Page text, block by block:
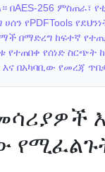
256 ምስጠራ፣
ሀሰን የPDFTools
በማድረግ ከፍተኛ
የተጠበቀ የሰነድ
በአካባቢው የመረጃ